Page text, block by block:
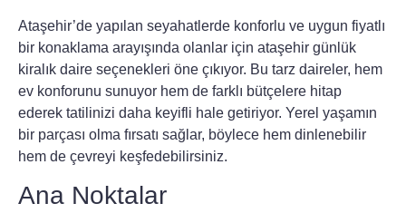
Ataşehir’de yapılan seyahatlerde konforlu ve uygun fiyatlı
bir konaklama arayışında olanlar için ataşehir günlük
kiralık daire seçenekleri öne çıkıyor. Bu tarz daireler, hem
ev konforunu sunuyor hem de farklı bütçelere hitap
ederek tatilinizi daha keyifli hale getiriyor. Yerel yaşamın
bir parçası olma fırsatı sağlar, böylece hem dinlenebilir
hem de çevreyi keşfedebilirsiniz.
Ana Noktalar